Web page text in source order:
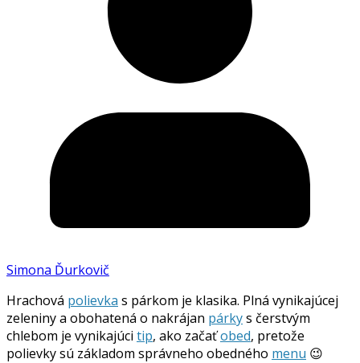
Simona Ďurkovič
Hrachová polievka s párkom je klasika. Plná vynikajúcej
zeleniny a obohatená o nakrájan párkys čerstvým
chlebom je vynikajúci tip, ako začaťobed, pretože
polievky sú základom správneho obedného menu 😉